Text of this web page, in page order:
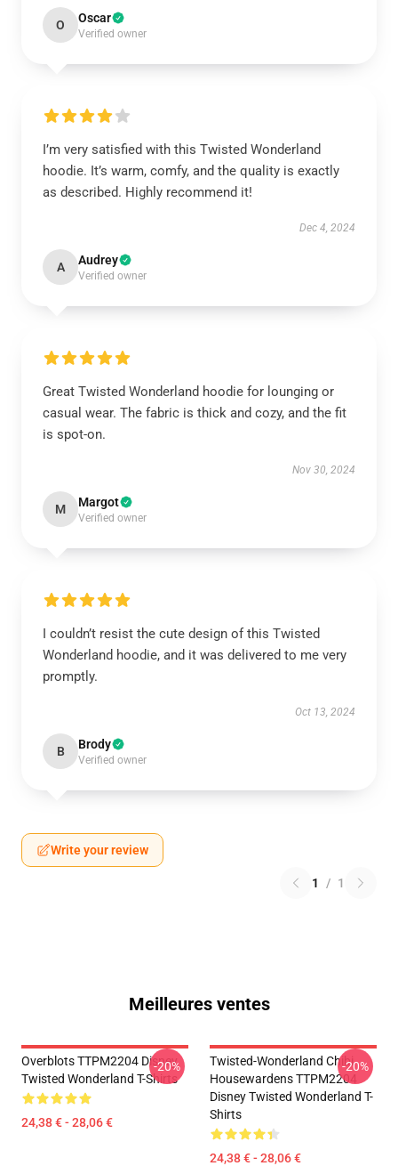
O Oscar
Verified owner
I’m very satisfied with this Twisted Wonderland
hoodie. It’s warm, comfy, and the quality is exactly
as described. Highly recommend it!
Dec 4, 2024
A Audrey
Verified owner
Great Twisted Wonderland hoodie for lounging or
casual wear. The fabric is thick and cozy, and the fit
is spot-on.
Nov 30, 2024
M Margot
Verified owner
I couldn’t resist the cute design of this Twisted
Wonderland hoodie, and it was delivered to me very
promptly.
Oct 13, 2024
B Brody
Verified owner
Write your review
1 / 1
Meilleures ventes
Overblots TTPM2204 Disney
Twisted Wonderland T-Shirts
24,38 € - 28,06 €
-20%
Twisted-Wonderland Chibi
Housewardens TTPM2204
Disney Twisted Wonderland T-
Shirts
24,38 € - 28,06 €
-20%